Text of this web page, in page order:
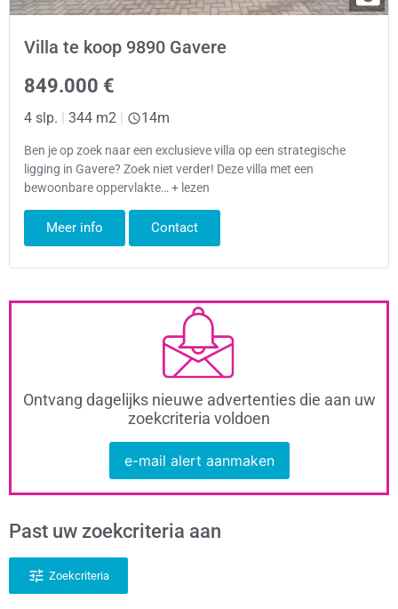
Villa te koop 9890 Gavere
849.000 €
4 slp. | 344 m2 | 14m
Ben je op zoek naar een exclusieve villa op een strategische
ligging in Gavere? Zoek niet verder! Deze villa met een
bewoonbare oppervlakte… + lezen
Meer info Contact
Ontvang dagelijks nieuwe advertenties die aan uw
zoekcriteria voldoen
e-mail alert aanmaken
Past uw zoekcriteria aan
Zoekcriteria